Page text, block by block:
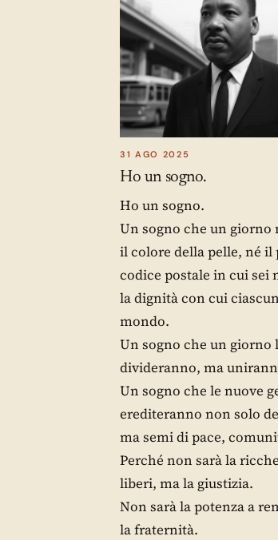
31 AGO 2025
Ho un sogno.
Ho un sogno.
Un sogno che un
il colore della pelle, né il
codice postale in cui sei
la dignità con cui
mondo.
Un sogno che un giorno
divideranno, ma
Un sogno che le nuove
erediteranno non solo
ma semi di pace,
Perché non sarà la
liberi, ma la giustizia.
Non sarà la potenza a
la fraternità.